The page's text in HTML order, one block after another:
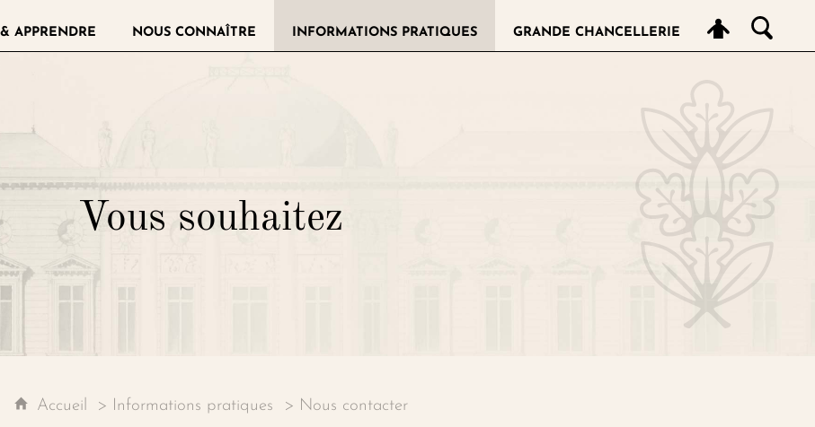
de la Légion d'honneur
APPRENDRE NOUS CONNAÎTRE INFORMATIONS PRATIQUES GRANDE CHANCELLERIE
Accueil Informations pratiques Nous contacter
Vous souhaitez